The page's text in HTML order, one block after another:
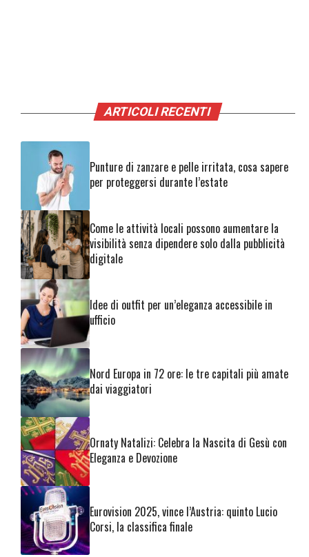
ARTICOLI RECENTI
Punture di zanzare e pelle irritata, cosa sapere
per proteggersi durante l’estate
Come le attività locali possono aumentare la
visibilità senza dipendere solo dalla pubblicità
digitale
Idee di outfit per un’eleganza accessibile in
ufficio
Nord Europa in 72 ore: le tre capitali più amate
dai viaggiatori
Ornaty Natalizi: Celebra la Nascita di Gesù con
Eleganza e Devozione
Eurovision 2025, vince l’Austria: quinto Lucio
Corsi, la classifica finale